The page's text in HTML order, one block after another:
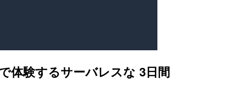
体験するサーバレスな 3日間